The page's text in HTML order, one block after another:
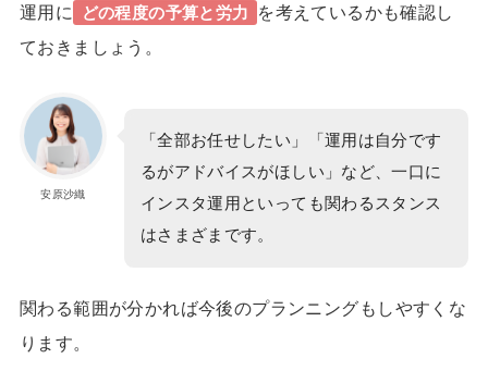
運用に
どの程度の予算と労力
を考えているかも確認し
ておきましょう。
安原沙織
「全部お任せしたい」「運用は自分です
るがアドバイスがほしい」など、一口に
インスタ運用といっても関わるスタンス
はさまざまです。
関わる範囲が分かれば今後のプランニングもしやすくな
ります。